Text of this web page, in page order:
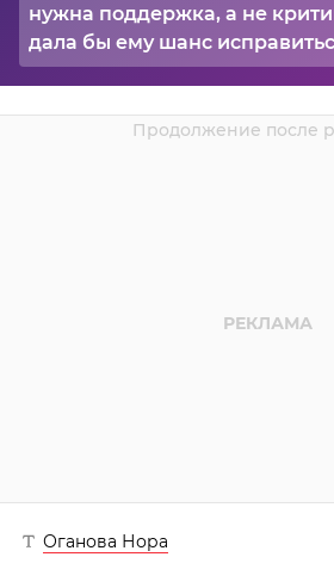
нужна поддержка, а не
дала бы ему шанс
Оганова Нора